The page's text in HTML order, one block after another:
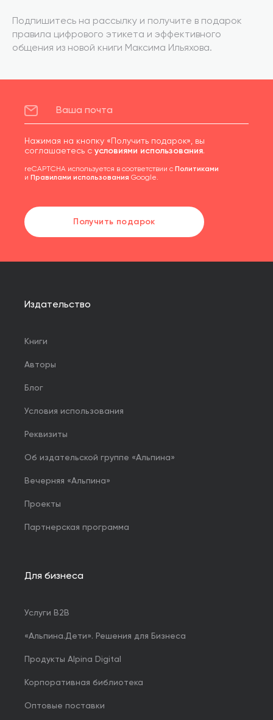
Подпишитесь на рассылку и получите в подарок
правила цифрового этикета и эффективного
общения из новой книги Максима Ильяхова.
Нажимая на кнопку «Получить подарок», вы
соглашаетесь с условиями использования.
reCAPTCHA используется в соответствии с Политиками
и Правилами использования Google.
Получить подарок
Издательство
Книги
Авторы
Блог
Условия использования
Реквизиты
Об издательской группе «Альпина»
Вечерняя «Альпина»
Проекты
Партнерская программа
Для бизнеса
Услуги B2B
«Альпина.Дети». Решения для Бизнеса
Продукты Alpina Digital
Корпоративная библиотека
Оптовые поставки